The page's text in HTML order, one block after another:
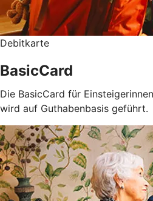
Debitkarte
BasicCard
Die BasicCard für
wird auf Guthabenbasis geführt.